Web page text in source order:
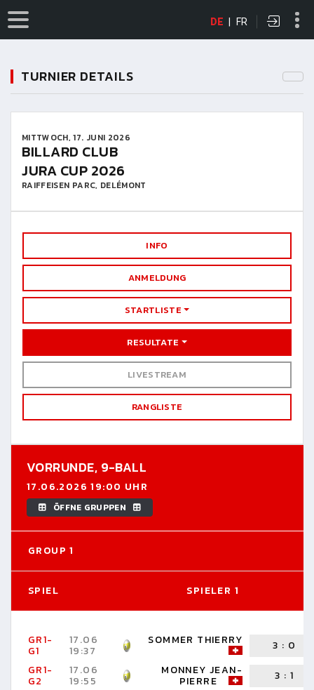
DE | FR
TURNIER DETAILS
MITTWOCH, 17. JUNI 2026
BILLARD CLUB
JURA CUP 2026
RAIFFEISEN PARC, DELÉMONT
INFO
ANMELDUNG
STARTLISTE
RESULTATE
LIVESTREAM
RANGLISTE
VORRUNDE, 9-BALL
17.06.2026 19:00 UHR
ÖFFNE GRUPPEN
GROUP 1
SPIEL SPIELER 1
GR1-
G1
17.06
19:37
SOMMER THIERRY 3 : 0
GR1-
G2
17.06
19:55
MONNEY JEAN-
PIERRE 3 :1